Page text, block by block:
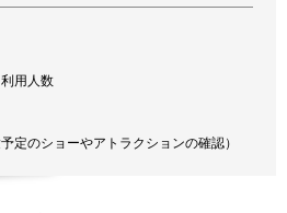
用人数
定のショーやアトラクションの確認）